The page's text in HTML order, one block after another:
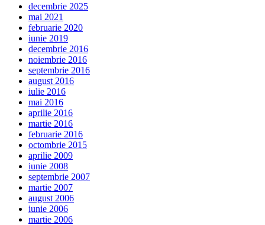
decembrie 2025
mai 2021
februarie 2020
iunie 2019
decembrie 2016
noiembrie 2016
septembrie 2016
august 2016
iulie 2016
mai 2016
aprilie 2016
martie 2016
februarie 2016
octombrie 2015
aprilie 2009
iunie 2008
septembrie 2007
martie 2007
august 2006
iunie 2006
martie 2006